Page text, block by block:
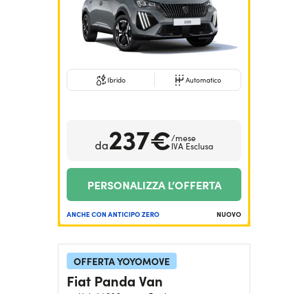
Ibrido Automatico
da237€/mese
IVA Esclusa
PERSONALIZZA L’OFFERTA
ANCHE CON ANTICIPO ZERO NUOVO
OFFERTA YOYOMOVE
Fiat Panda Van